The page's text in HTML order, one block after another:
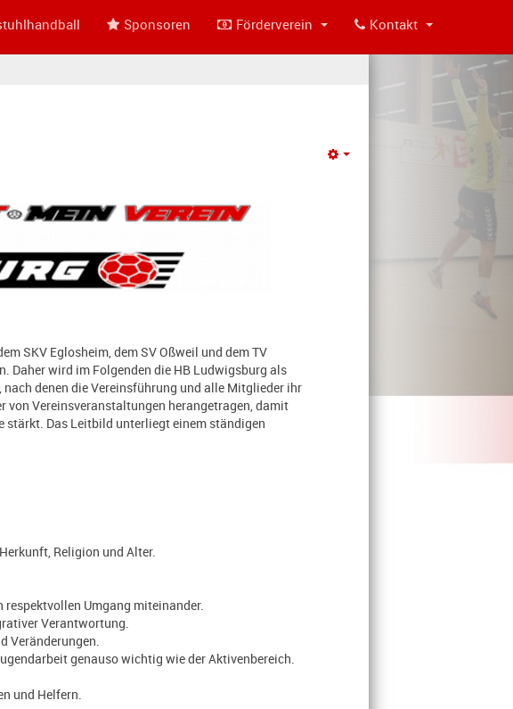
Sponsoren Förderverein Kontakt
SKV Eglosheim, dem SV Oßweil und dem TV
Daher wird im Folgenden die HB Ludwigsburg als
denen die Vereinsführung und alle Mitglieder ihr
von Vereinsveranstaltungen herangetragen, damit
stärkt. Das Leitbild unterliegt einem ständigen
Religion und Alter.
respektvollen Umgang miteinander.
Verantwortung.
Veränderungen.
genauso wichtig wie der Aktivenbereich.
und Helfern.